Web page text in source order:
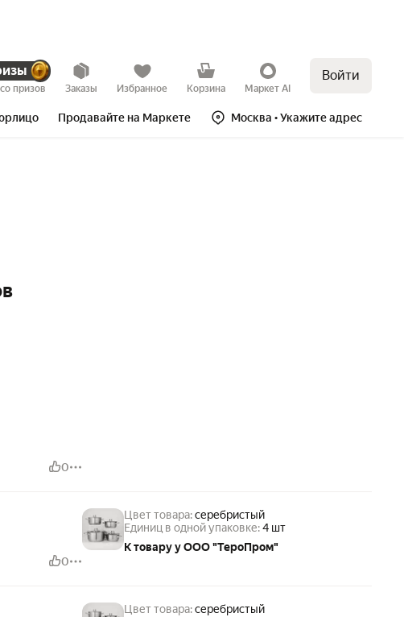
призов Заказы Избранное Корзина Маркет AI
Войти
Продавайте на Маркете Москва • Укажите адрес
0
0
Цвет товара:серебристый
Единиц в одной упаковке:4 шт
К товару у ООО "ТероПром"
Цвет товара:серебристый